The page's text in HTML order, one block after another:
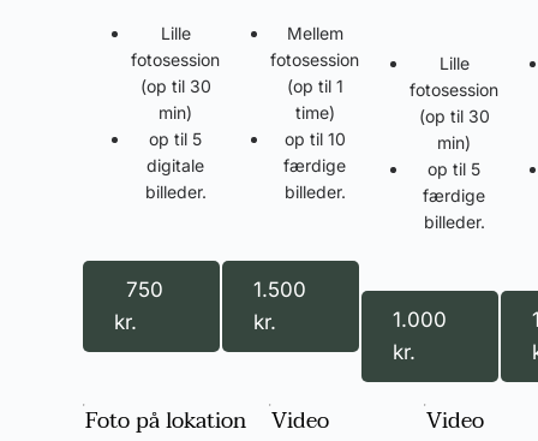
Lille
fotosession
(op til 30
min)
op til 5
digitale
billeder.
750
kr.
Mellem
fotosession
(op til 1
time)
op til 10
færdige
billeder.
1.500
kr.
Lille
fotosession
(op til 30
min)
op til 5
færdige
billeder.
1.000
kr.
Foto på lokation Video Video